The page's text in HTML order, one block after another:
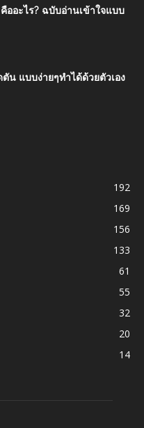
ออะไร? ฉบับอ่านเข้าใจแบบ
น แบบง่ายๆทำได้ด้วยตัวเอง
192
169
156
133
61
55
32
20
14